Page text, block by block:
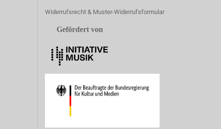
Widerrufsrecht & Muster-Widerrufsformular
Gefördert von